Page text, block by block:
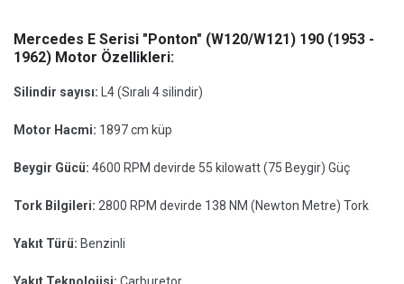
Mercedes E Serisi "Ponton" (W120/W121) 190 (1953 -
1962) Motor Özellikleri:
Silindir sayısı: L4 (Sıralı 4 silindir)
Motor Hacmi: 1897 cm küp
Beygir Gücü: 4600 RPM devirde 55 kilowatt (75 Beygir) Güç
Tork Bilgileri: 2800 RPM devirde 138 NM (Newton Metre) Tork
Yakıt Türü: Benzinli